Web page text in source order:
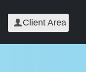
Client Area